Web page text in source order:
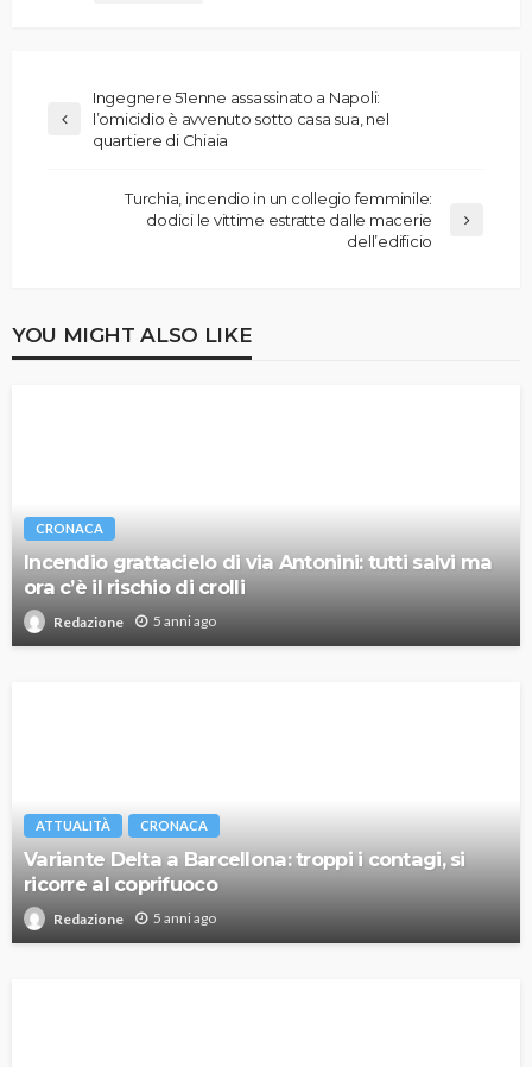
Ingegnere 51enne assassinato a Napoli:
l’omicidio è avvenuto sotto casa sua, nel
quartiere di Chiaia
Turchia, incendio in un collegio femminile:
dodici le vittime estratte dalle macerie
dell’edificio
YOU MIGHT ALSO LIKE
CRONACA
Incendio grattacielo di via Antonini: tutti salvi ma
ora c’è il rischio di crolli
Redazione 5 anni ago
ATTUALITÀ CRONACA
Variante Delta a Barcellona: troppi i contagi, si
ricorre al coprifuoco
Redazione 5 anni ago